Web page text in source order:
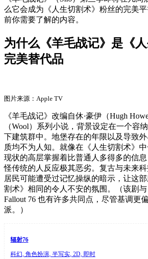
么它会成为《人生切割术》粉丝的完美
前你需要了解的内容。
为什么《羊毛战记》是《
完美替代品
图片来源：Apple TV
《羊毛战记》改编自休·豪伊（Hugh
（Wool）系列小说，背景设定在一个容
下建筑群中。地堡存在的年限以及导致
质均不为人知。就像在《人生切割术》
现状的高层掌握着比普通人多得多的信
怪传统的人反应极其恶劣。复古与未来
居民可能遭受过记忆操纵的暗示，让这
割术》相同的令人不安的氛围。（该剧与
Fallout 76 也有许多共同点，尽管基调更
派。）
辐射76
科幻, 角色扮演, 半写实, 2D, 即时